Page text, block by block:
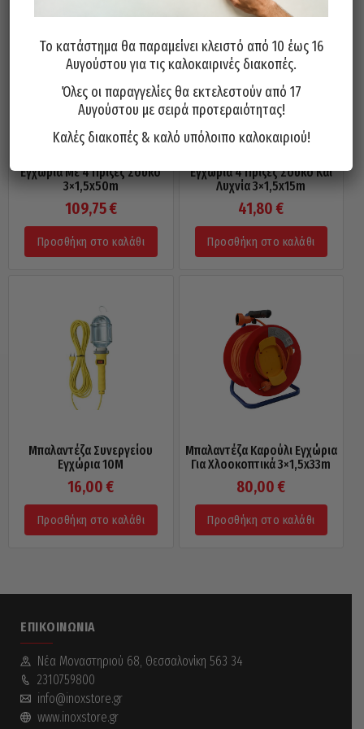
Εγχώρια Με 4 Πρίζες Σούκο
3×1,5x50m
109,75€
Προσθήκη στο καλάθι
Εγχώρια 4 Πρίζες Σούκο Και
Λυχνία 3×1,5x15m
41,80€
Προσθήκη στο καλάθι
Μπαλαντέζα Συνεργείου
Εγχώρια 10M
16,00€
Προσθήκη στο καλάθι
Μπαλαντέζα Καρούλι Εγχώρια
Για Χλοοκοπτικά 3×1,5x33m
80,00€
Προσθήκη στο καλάθι
ΕΠΙΚΟΙΝΩΝΊΑ
Νέα Mοναστηριού 68, Θεσσαλονίκη 563 34
2310759800
info@inoxstore.gr
www.inoxstore.gr
Το κατάστημα θα παραμείνει κλειστό από 10 έως 16
Αυγούστου για τις καλοκαιρινές διακοπές.
Όλες οι παραγγελίες θα εκτελεστούν από 17
Αυγούστου με σειρά προτεραιότητας!
Καλές διακοπές & καλό υπόλοιπο καλοκαιριού!